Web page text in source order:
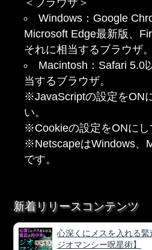
Windows：Google
Microsoft Edge最新版、
それに相当するブラウザ。
Macintosh：Safari 5.0
当するブラウザ。
※JavaScriptの設定をON
い。
※Cookieの設定をONにし
※NetscapeはWindows、
です。
新着リリースコンテンツ
心深くにメスを入れる
ジオマンシー呪星術】